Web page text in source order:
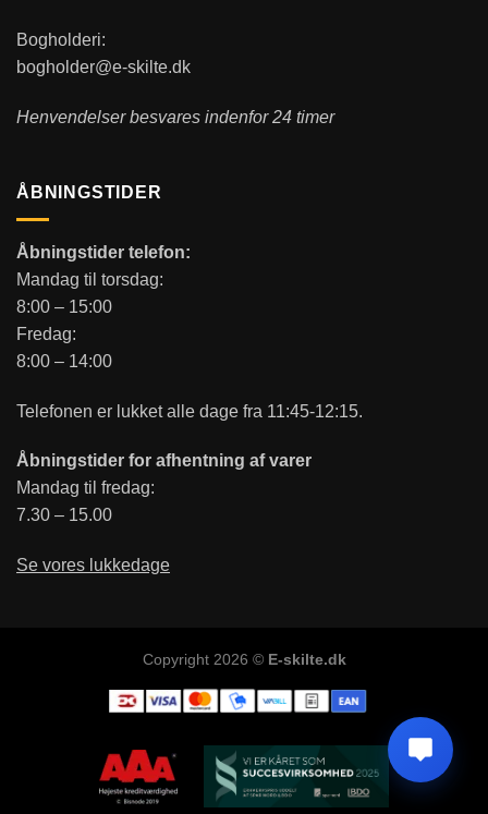
Bogholderi:
bogholder@e-skilte.dk
Henvendelser besvares indenfor 24 timer
ÅBNINGSTIDER
Åbningstider telefon:
Mandag til torsdag:
8:00 – 15:00
Fredag:
8:00 – 14:00
Telefonen er lukket alle dage fra 11:45-12:15.
Åbningstider for afhentning af varer
Mandag til fredag:
7.30 – 15.00
Se vores lukkedage
Copyright 2026 © E-skilte.dk